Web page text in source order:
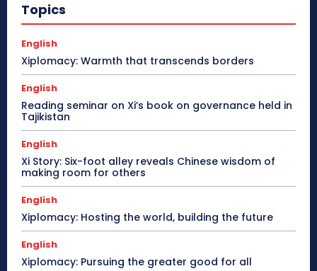
Topics
English
Xiplomacy: Warmth that transcends borders
English
Reading seminar on Xi’s book on governance held in
Tajikistan
English
Xi Story: Six-foot alley reveals Chinese wisdom of
making room for others
English
Xiplomacy: Hosting the world, building the future
English
Xiplomacy: Pursuing the greater good for all